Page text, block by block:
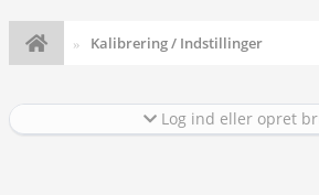
Kalibrering / Indstillinger
Log ind eller opret